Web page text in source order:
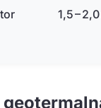
1,5 – 2,0